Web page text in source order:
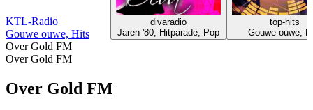
KTL-Radio
Gouwe ouwe, Hits
divaradio
Jaren '80, Hitparade, Pop
top-hits
Gouwe ouwe,
Over Gold FM
Over Gold FM
Over Gold FM